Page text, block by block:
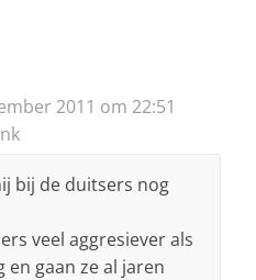
2011 om 22:51
bij de duitsers nog
veel aggresiever als
gaan ze al jaren